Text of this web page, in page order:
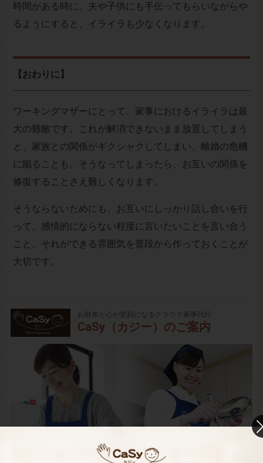
時間がある時に、夫や子供にも手伝ってもらいながらや
るようにすると、イライラも少なくなります。
【おわりに】
ワーキングマザーにとって、家事におけるイライラは最
大の難敵です。これが解消できないまま放置してしまう
と、家族との関係がギクシャクしてしまい、離婚の危機
に陥ることも。そうなってしまったら、お互いの関係を
修復することさえ難しくなります。
そうならないためにも、お互いにしっかり話し合いを行
って、感情的にならない程度に言いたいことを言い合う
こと、それができる雰囲気を普段から作っておくことが
大切です。
お財布と心が笑顔になるクラウド家事代行
CaSy（カジー）のご案内